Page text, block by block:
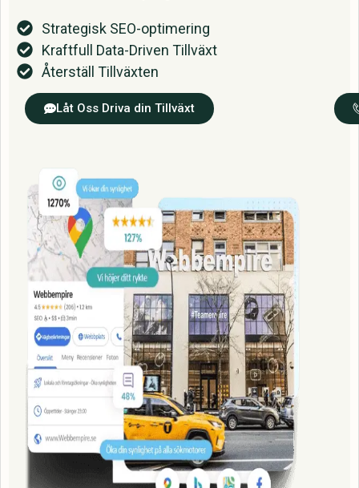
Strategisk SEO-optimering
Kraftfull Data-Driven Tillväxt
Återställ Tillväxten
Låt Oss Driva din Tillväxt